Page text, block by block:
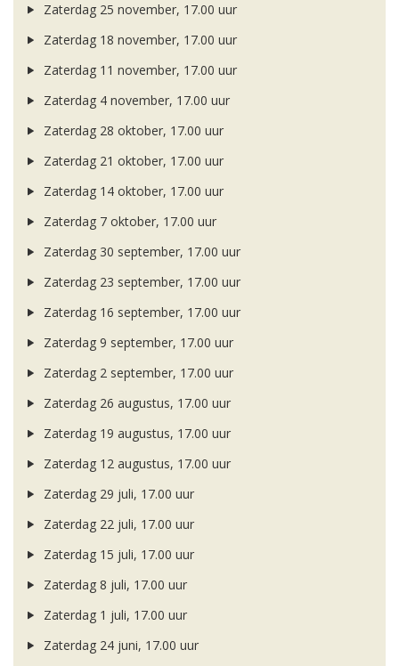
Zaterdag 25 november, 17.00 uur
Zaterdag 18 november, 17.00 uur
Zaterdag 11 november, 17.00 uur
Zaterdag 4 november, 17.00 uur
Zaterdag 28 oktober, 17.00 uur
Zaterdag 21 oktober, 17.00 uur
Zaterdag 14 oktober, 17.00 uur
Zaterdag 7 oktober, 17.00 uur
Zaterdag 30 september, 17.00 uur
Zaterdag 23 september, 17.00 uur
Zaterdag 16 september, 17.00 uur
Zaterdag 9 september, 17.00 uur
Zaterdag 2 september, 17.00 uur
Zaterdag 26 augustus, 17.00 uur
Zaterdag 19 augustus, 17.00 uur
Zaterdag 12 augustus, 17.00 uur
Zaterdag 29 juli, 17.00 uur
Zaterdag 22 juli, 17.00 uur
Zaterdag 15 juli, 17.00 uur
Zaterdag 8 juli, 17.00 uur
Zaterdag 1 juli, 17.00 uur
Zaterdag 24 juni, 17.00 uur